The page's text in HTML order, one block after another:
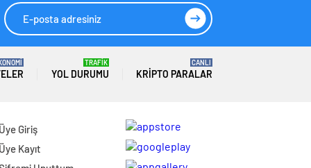
YOL DURUMU
TRAFİK
KRIPTO PARALAR
CANLI
Üye Giriş
Üye Kayıt